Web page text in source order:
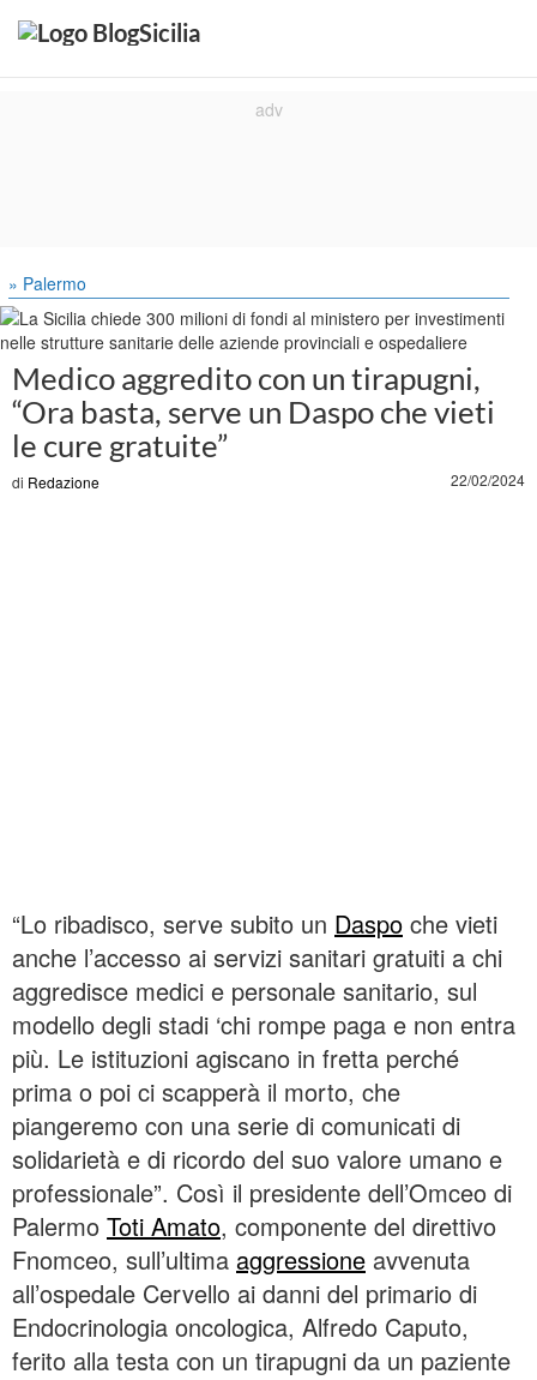
» Palermo
Medico aggredito con un tirapugni,
“Ora basta, serve un Daspo che vieti
le cure gratuite”
di Redazione 22/02/2024
“Lo ribadisco, serve subito un Daspo che vieti
anche l’accesso ai servizi sanitari gratuiti a chi
aggredisce medici e personale sanitario, sul
modello degli stadi ‘chi rompe paga e non entra
più. Le istituzioni agiscano in fretta perché
prima o poi ci scapperà il morto, che
piangeremo con una serie di comunicati di
solidarietà e di ricordo del suo valore umano e
professionale”. Così il presidente dell’Omceo di
Palermo Toti Amato, componente del direttivo
Fnomceo, sull’ultima aggressione avvenuta
all’ospedale Cervello ai danni del primario di
Endocrinologia oncologica, Alfredo Caputo,
ferito alla testa con un tirapugni da un paziente